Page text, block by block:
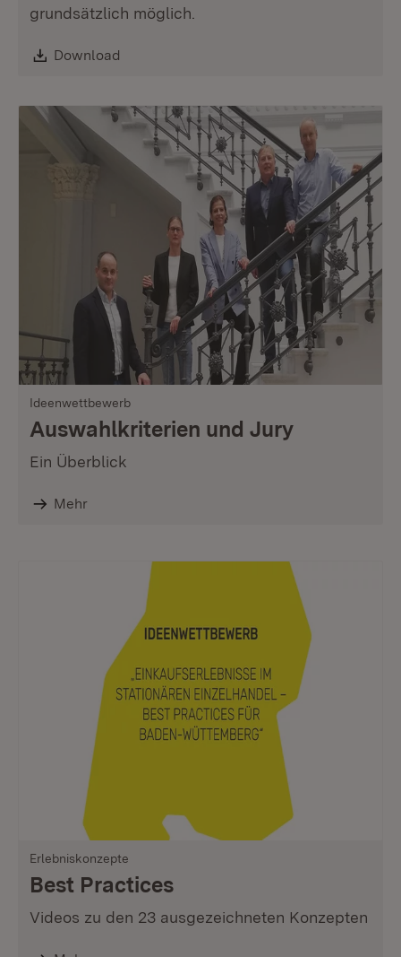
grundsätzlich möglich.
Download:
Download
Ideenwettbewerb
Auswahlkriterien und Jury
Ein Überblick
Mehr
Erlebniskonzepte
Best Practices
Videos zu den 23 ausgezeichneten Konzepten